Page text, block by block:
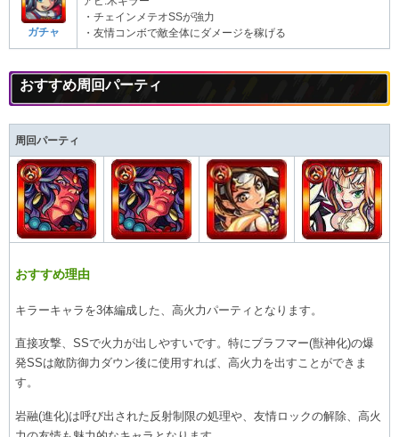
ガチャ
・チェインメテオSSが強力
・友情コンボで敵全体にダメージを稼げる
おすすめ周回パーティ
周回パーティ
おすすめ理由
キラーキャラを3体編成した、高火力パーティとなります。
直接攻撃、SSで火力が出しやすいです。特にブラフマー(獣神化)の爆
発SSは敵防御力ダウン後に使用すれば、高火力を出すことができま
す。
岩融(進化)は呼び出された反射制限の処理や、友情ロックの解除、高火